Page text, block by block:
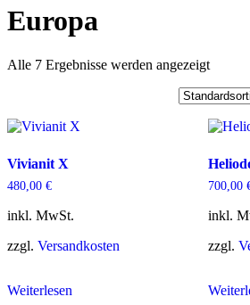
Europa
Alle 7 Ergebnisse werden angezeigt
Vivianit X
480,00 €
inkl. MwSt.
zzgl. Versandkosten
Weiterlesen
700,00
inkl.
zzgl.